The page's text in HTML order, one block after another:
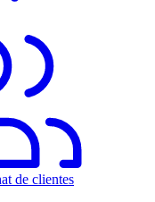
de clientes